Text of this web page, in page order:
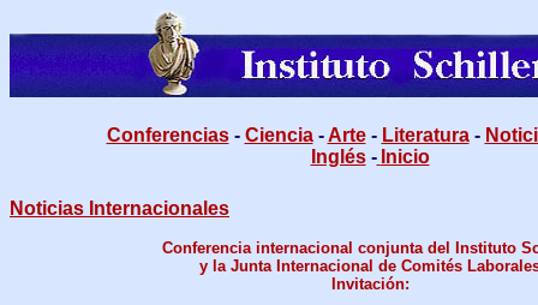
Conferencias- Ciencia-Arte- Literatura-
Inglés- Inicio
Noticias Internacionales
Conferencia internacional conjunta del Instituto
y la Junta Internacional de Comités
Invitación: